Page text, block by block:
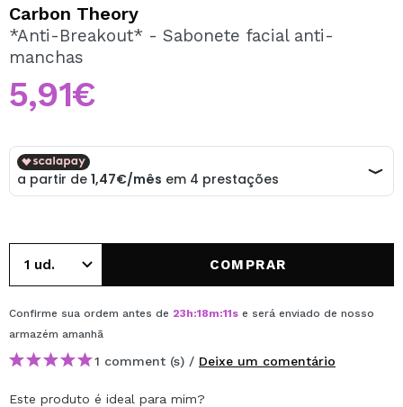
Ao criar uma conta no Maquibeauty.pt pode fazer as suas
compras rapidamente, verificar o estado das suas
Carbon Theory
*Anti-Breakout* - Sabonete facial anti-
manchas
5,91€
COMPRAR
Confirme sua ordem antes de 23h:18m:11s e será enviado de nosso
armazém amanhã
1 comment (s) / Deixe um comentário
Este produto é ideal para mim?